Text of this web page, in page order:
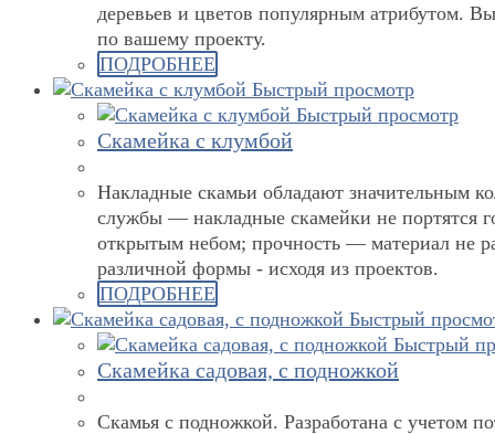
деревьев и цветов популярным атрибутом.
по вашему проекту.
ПОДРОБНЕЕ
Быстрый просмотр
Быстрый просмотр
Скамейка с клумбой
Накладные скамьи обладают значительным
службы — накладные скамейки не портятся
открытым небом; прочность — материал не
различной формы - исходя из проектов.
ПОДРОБНЕЕ
Быстрый
Быстрый
Скамейка садовая, с подножкой
Скамья с подножкой. Разработана с учетом